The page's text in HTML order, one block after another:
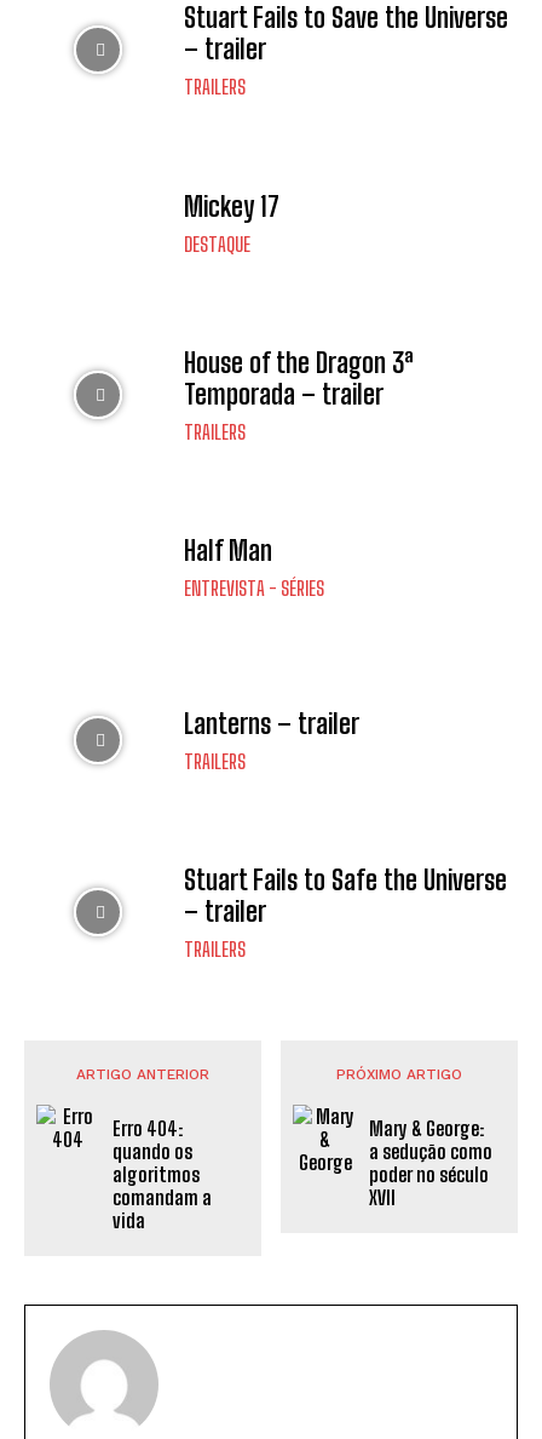
Stuart Fails to Save the Universe
– trailer
TRAILERS
Mickey 17
DESTAQUE
House of the Dragon 3ª
Temporada – trailer
TRAILERS
Half Man
ENTREVISTA - SÉRIES
Lanterns – trailer
TRAILERS
Stuart Fails to Safe the Universe
– trailer
TRAILERS
ARTIGO ANTERIOR
Erro 404:
quando os
algoritmos
comandam a
vida
PRÓXIMO ARTIGO
Mary & George:
a sedução como
poder no século
XVII